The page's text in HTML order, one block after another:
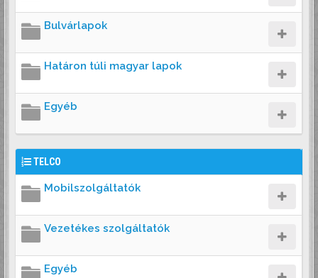
Bulvárlapok
Határon túli magyar lapok
Egyéb
TELCO
Mobilszolgáltatók
Vezetékes szolgáltatók
Egyéb